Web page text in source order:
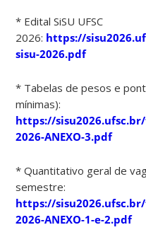
* Edital SiSU UFSC
2026: https://
sisu-2026.pdf
* Tabelas de pesos e
mínimas):
https://
2026-ANEXO-3.pdf
* Quantitativo geral de
semestre:
https://
2026-ANEXO-1-e-2.pdf